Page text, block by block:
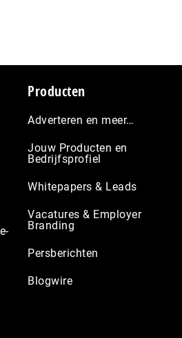
Producten
Adverteren en meer…
Jouw Producten en
Bedrijfsprofiel
Whitepapers & Leads
Vacatures & Employer
Branding
Persberichten
Blogwire